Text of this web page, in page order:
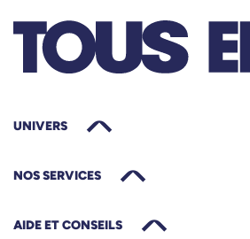
UNIVERS
NOS SERVICES
AIDE ET CONSEILS